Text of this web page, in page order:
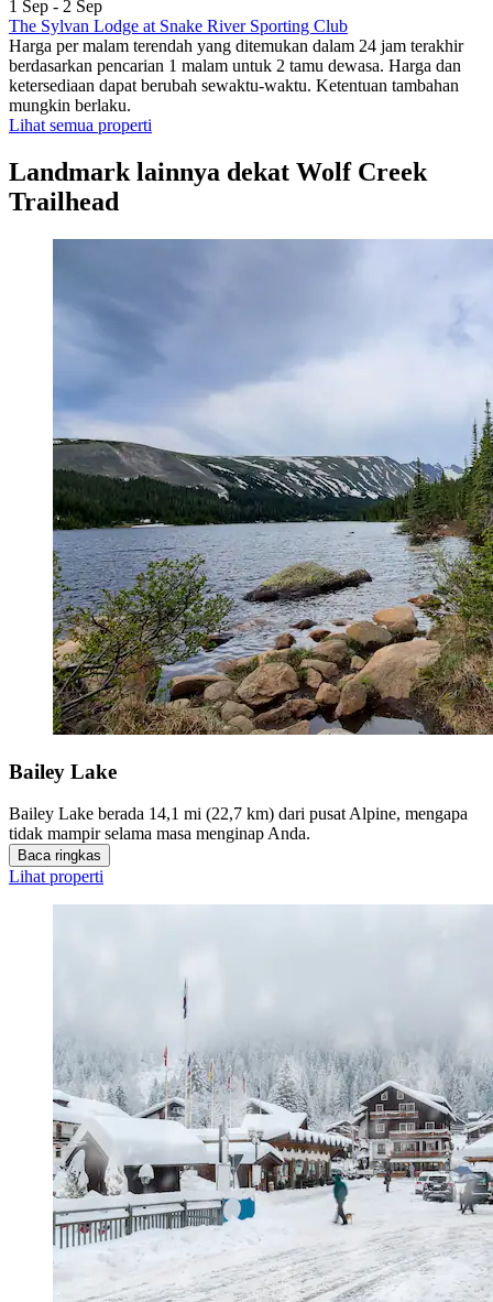
1 Sep - 2 Sep
The Sylvan Lodge at Snake River Sporting Club
Harga per malam terendah yang ditemukan dalam 24 jam terakhir
berdasarkan pencarian 1 malam untuk 2 tamu dewasa. Harga dan
ketersediaan dapat berubah sewaktu-waktu. Ketentuan tambahan
mungkin berlaku.
Lihat semua properti
Landmark lainnya dekat Wolf Creek
Trailhead
Bailey Lake
Bailey Lake berada 14,1 mi (22,7 km) dari pusat Alpine, mengapa
tidak mampir selama masa menginap Anda.
Baca ringkas
Lihat properti